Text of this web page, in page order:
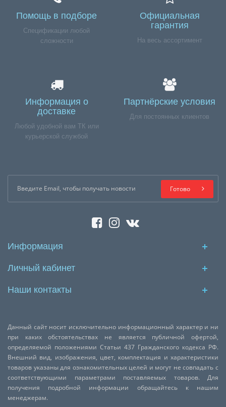
Помощь в подборе
Спецификации любой
сложности
Официальная
гарантия
На весь ассортимент
Информация о
доставке
Любой удобной вам ТК или
курьерской службой
Партнёрские условия
Для постоянных клиентов
Готово
Информация
Личный кабинет
Наши контакты
Данный сайт носит исключительно информационный характер и ни
при каких обстоятельствах не является публичной офертой,
определяемой положениями Статьи 437 Гражданского кодекса РФ.
Внешний вид, изображения, цвет, комплектация и характеристики
товаров указаны для ознакомительных целей и могут не совпадать с
соответствующими параметрами поставляемых товаров. Для
получения подробной информации обращайтесь к нашим
менеджерам.